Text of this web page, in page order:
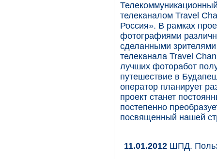
телеканалом Travel
Россия». В рамках
фотографиями
сделанными
телеканала Travel
лучших фоторабот
путешествие в
оператор планирует
проект станет
постепенно
посвященный нашей
11.01.2012 ШПД.